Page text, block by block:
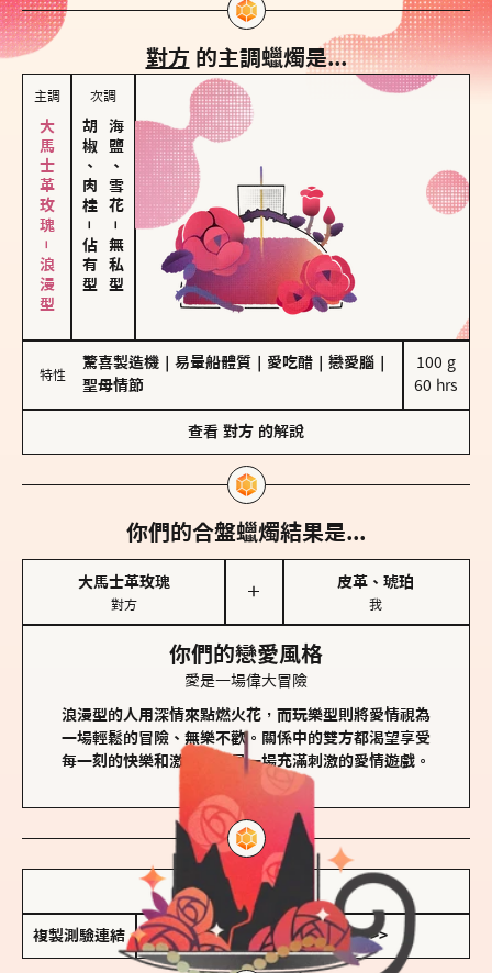
對方 的主調蠟燭是...
主調
大馬士革玫瑰－浪漫型
次調
胡椒、肉桂
－
佔有型
海鹽、雪花
－
無私型
特性
驚喜製造機 易暈船體質 愛吃醋 戀愛腦
聖母情節
100 g
60 hrs
查看 對方 的解說
你們的合盤蠟燭結果是...
大馬士革玫瑰
對方
＋
皮革、琥珀
我
你們的戀愛風格
愛是一場偉大冒險
浪漫型的人用深情來點燃火花，而玩樂型則將愛情視為
一場輕鬆的冒險、無樂不歡。關係中的雙方都渴望享受
每一刻的快樂和激動，像是一場充滿刺激的愛情遊戲。
儲存我的結果圖
複製測驗連結 查看香氛類型全解析 >>>